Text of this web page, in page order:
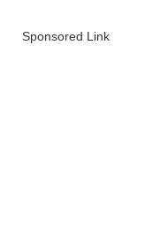
Sponsored Link